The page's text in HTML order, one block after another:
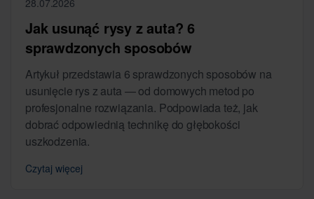
28.07.2026
Jak usunąć rysy z auta? 6
sprawdzonych sposobów
Artykuł przedstawia 6 sprawdzonych sposobów na
usunięcie rys z auta — od domowych metod po
profesjonalne rozwiązania. Podpowiada też, jak
dobrać odpowiednią technikę do głębokości
uszkodzenia.
Czytaj więcej